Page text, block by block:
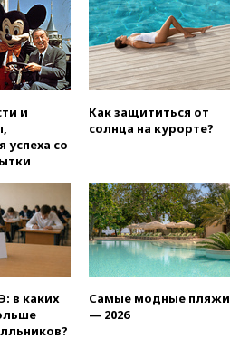
вчера, 20:27Ямпольская
призвала оптимизировать
олимпиады для поступления в
вузы
вчера, 20:15Минтранс
защиту дорог от БПЛА из
средств на ремонт
августа посетит Сербию с
официальным визитом
вчера, 19:58В Госдуму будет
внесен законопроект об
отмене ЕГЭ
Ярославля приостановили
и
успеха со
Как защититься от
солнца на курорте?
в каких
Самые модные пляжи
— 2026